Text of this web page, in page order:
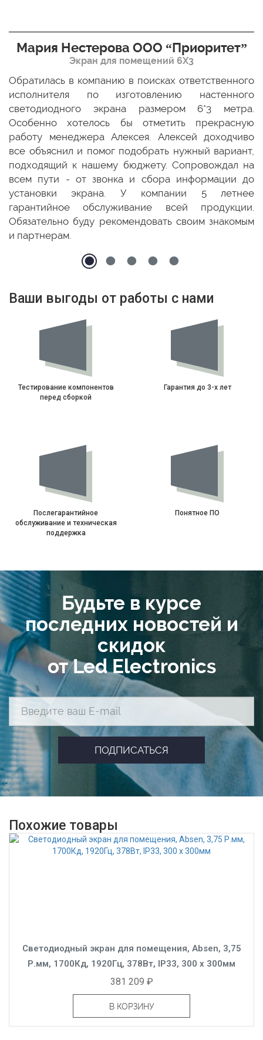
Мария Нестерова ООО “Приоритет”
Экран для помещений 6Х3
Обратилась в компанию в поисках ответственного
исполнителя по изготовлению настенного
светодиодного экрана размером 6*3 метра.
Особенно хотелось бы отметить прекрасную
работу менеджера Алексея. Алексей доходчиво
все объяснил и помог подобрать нужный вариант,
подходящий к нашему бюджету. Сопровождал на
всем пути - от звонка и сбора информации до
установки экрана. У компании 5 летнее
гарантийное обслуживание всей продукции.
Обязательно буду рекомендовать своим знакомым
и партнерам.
Ваши выгоды от работы с нами
Тестирование компонентов
перед сборкой
Гарантия до 3-х лет
Послегарантийное
обслуживание и техническая
поддержка
Понятное ПО
Будьте в курсе
последних новостей и
скидок
от Led Electronics
Похожие товары
Светодиодный экран для помещения, Absen, 3,75
Р.мм, 1700Кд, 1920Гц, 378Вт, IP33, 300 x 300мм
381 209 ₽
В КОРЗИНУ